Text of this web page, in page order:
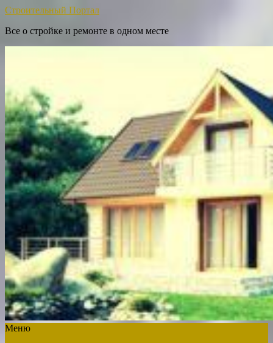
Строительный Портал
Все о стройке и ремонте в одном месте
Меню